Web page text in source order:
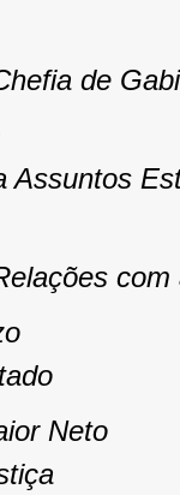
de
Assuntos
com
Neto